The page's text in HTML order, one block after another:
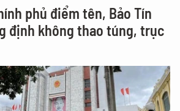
phủ điểm tên, Bảo Tín
định không thao túng, trục